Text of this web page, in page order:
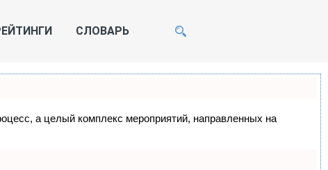
СЛОВАРЬ
а целый комплекс мероприятий, направленных на